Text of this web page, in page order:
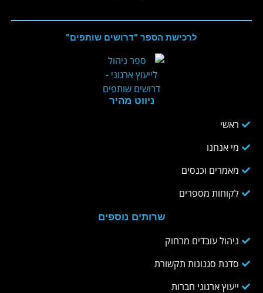
לרכישת הספר "דרושים שותפים"
ניווט מהיר
ראשי
מי אנחנו
מאמרים וכנסים
לקוחות מספרים
שרותים נוספים
ניהול עובדים מרחוק
סדנת סגנונות תקשורת
ייעוץ ארגוני חברות